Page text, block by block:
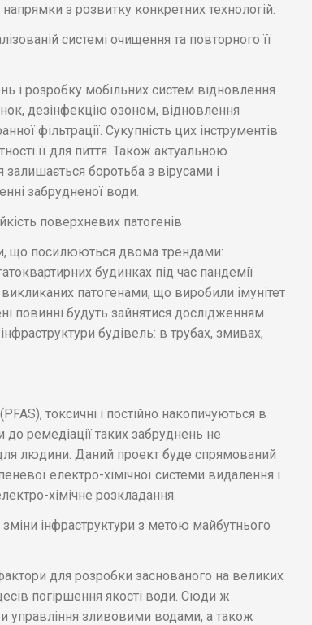
з розвитку конкретних технологій:
системі очищення та повторного її
і розробку мобільних систем відновлення
дезінфекцію озоном, відновлення
фільтрації. Сукупність цих інструментів
її для пиття. Також актуальною
боротьба з вірусами і
забрудненої води.
поверхневих патогенів
що посилюються двома трендами:
будинках під час пандемії
патогенами, що виробили імунітет
повинні будуть зайнятися дослідженням
будівель: в трубах, змивах,
токсичні і постійно накопичуються в
ремедіації таких забруднень не
людини. Даний проект буде спрямований
електро-хімічної системи видалення і
хімічне розкладання.
інфраструктури з метою майбутнього
для розробки заснованого на великих
погіршення якості води. Сюди ж
управління зливовими водами, а також